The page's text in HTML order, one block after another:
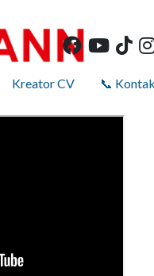
Kreator CV 📞